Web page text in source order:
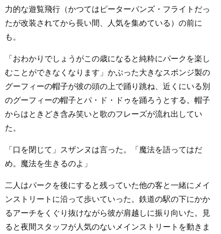
力的な遊覧飛行（かつてはピーターパンズ・フライトだっ
たが改装されてから長い間、人気を集めている）の前に
も。
「おわかりでしょうがこの歳になると純粋にパークを楽し
むことができなくなります」かぶった大きなスポンジ製の
グーフィーの帽子が彼の頭の上で踊り跳ね、近くにいる別
のグーフィーの帽子とパ・ド・ドゥを踊ろうとする。帽子
からはときどき含み笑いと歌のフレーズが流れ出してい
た。
「口を閉じて」スザンヌは言った。「魔法を語ってはだ
め。魔法を生きるのよ」
二人はパークを後にすると残っていた他の客と一緒にメイ
ンストリートに沿って歩いていった。鉄道の駅の下にかか
るアーチをくぐり抜けながら彼が肩越しに振り向いた。見
ると夜間スタッフが人気のないメインストリートを動きま